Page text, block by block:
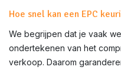
Hoe snel kan een EPC
We begrijpen dat je vaak
ondertekenen van het
verkoop. Daarom